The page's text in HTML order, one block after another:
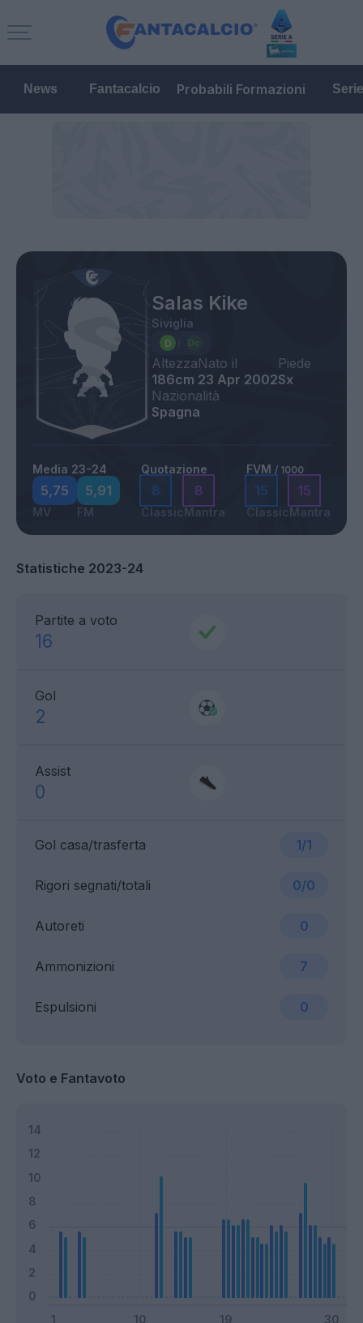
News Fantacalcio Probabili Formazioni
Salas Kike
Siviglia
Altezza
186cm
Nato il
23 Apr 2002
Piede
Sx
Nazionalità
Spagna
Media 23-24
5,75
MV
5,91
FM
Quotazione
8
Classic
8
Mantra
FVM / 1000
15
Classic
15
Mantra
Statistiche 2023-24
Partite a voto
16
Gol
2
Assist
0
Gol casa/trasferta 1/1
Ammonizioni 7
Rigori segnati/totali 0/0
Espulsioni 0
Autoreti 0
Voto e Fantavoto